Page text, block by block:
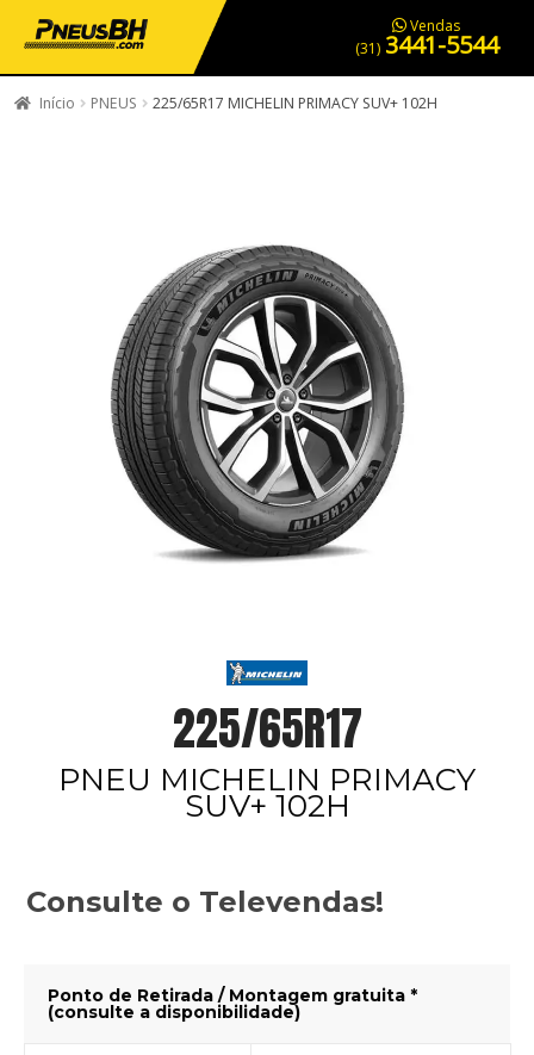
PNEUS EM OFERTA SERVIÇOS AUTOMOTIVOS NOSSA LOJA
Vendas
(31) 3441-5544
Início PNEUS 225/65R17 MICHELIN PRIMACY SUV+ 102H
225/65R17
PNEU MICHELIN PRIMACY
SUV+ 102H
Consulte o Televendas!
Ponto de Retirada / Montagem gratuita *
(consulte a disponibilidade)